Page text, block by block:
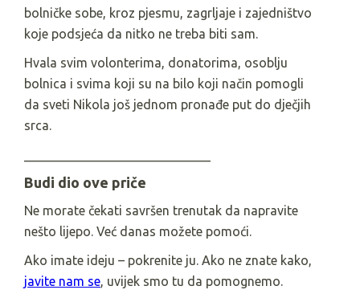
bolničke sobe, kroz pjesmu, zagrljaje i zajedništvo
koje podsjeća da nitko ne treba biti sam.
Hvala svim volonterima, donatorima, osoblju
bolnica i svima koji su na bilo koji način pomogli
da sveti Nikola još jednom pronađe put do dječjih
srca.
Budi dio ove priče
Ne morate čekati savršen trenutak da napravite
nešto lijepo. Već danas možete pomoći.
Ako imate ideju – pokrenite ju. Ako ne znate kako,
javite nam se, uvijek smo tu da pomognemo.